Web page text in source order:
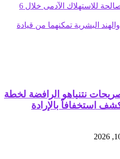
ضبط 470 طن لحوم غير صالحة للاستهلاك الآدمى خلال 6
البشرية تمكنهما من قيادة
نتنياهو الرافضة لخطة
استخفافاً بالإرادة